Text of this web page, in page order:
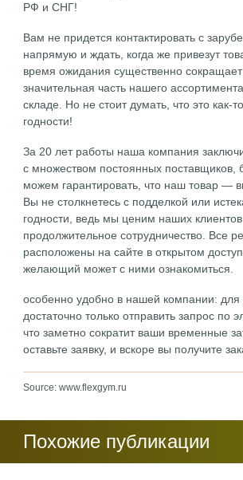
РФ и СНГ!
Вам не придется контактировать с
напрямую и ждать, когда же привезут
время ожидания существенно сокращает
значительная часть нашего
складе. Но не стоит думать, что это как-
годности!
За 20 лет работы наша компания
с множеством постоянных поставщиков,
можем гарантировать, что наш товар —
Вы не столкнетесь с подделкой или
годности, ведь мы ценим наших
продолжительное сотрудничество. Все
расположены на сайте в открытом
желающий может с ними ознакомиться.
особенно удобно в нашей компании: для
достаточно только отправить запрос по
что заметно сократит ваши временные
оставьте заявку, и вскоре вы получите
Source: www.flexgym.ru
Похожие публикации